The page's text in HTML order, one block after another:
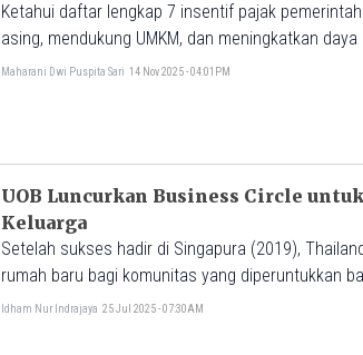
Ketahui daftar lengkap 7 insentif pajak
asing, mendukung UMKM, dan meningkatkan
Maharani Dwi Puspita Sari 14 Nov 2025 - 04:01PM
UOB Luncurkan Business Circle
Keluarga
Setelah sukses hadir di Singapura (2019),
rumah baru bagi komunitas yang diperuntukkan
para pemilik bisnis keluarga yang sedang
Idham Nur Indrajaya 25 Jul 2025 - 07:30AM